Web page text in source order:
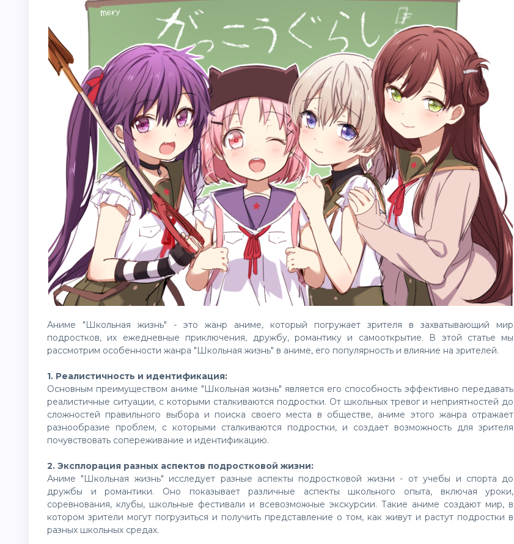
Аниме "Школьная жизнь" - это жанр аниме, который погружает зрителя в захватывающий мир
подростков, их ежедневные приключения, дружбу, романтику и самооткрытие. В этой статье мы
рассмотрим особенности жанра "Школьная жизнь" в аниме, его популярность и влияние на зрителей.
1. Реалистичность и идентификация:
Основным преимуществом аниме "Школьная жизнь" является его способность эффективно передавать
реалистичные ситуации, с которыми сталкиваются подростки. От школьных тревог и неприятностей до
сложностей правильного выбора и поиска своего места в обществе, аниме этого жанра отражает
разнообразие проблем, с которыми сталкиваются подростки, и создает возможность для зрителя
почувствовать сопереживание и идентификацию.
2. Эксплорация разных аспектов подростковой жизни:
Аниме "Школьная жизнь" исследует разные аспекты подростковой жизни - от учебы и спорта до
дружбы и романтики. Оно показывает различные аспекты школьного опыта, включая уроки,
соревнования, клубы, школьные фестивали и всевозможные экскурсии. Такие аниме создают мир, в
котором зрители могут погрузиться и получить представление о том, как живут и растут подростки в
разных школьных средах.